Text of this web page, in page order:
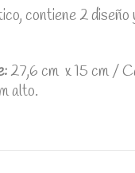
contiene 2 diseño
27,6 cm x 15 cm /
alto.